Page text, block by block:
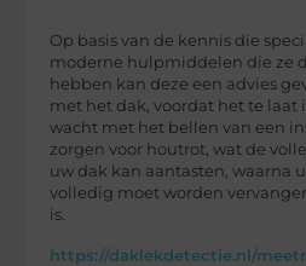
Op basis van de kennis die
moderne hulpmiddelen die ze
hebben kan deze een advies
met het dak, voordat het te laat
wacht met het bellen van een
zorgen voor houtrot, wat de
uw dak kan aantasten, waarna
volledig moet worden
is.
https://daklekdetectie.nl/